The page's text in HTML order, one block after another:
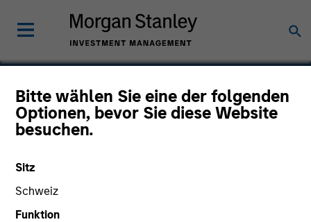
Bitte wählen Sie eine der folgenden
Optionen, bevor Sie diese Website
besuchen.
Sitz
Schweiz
Funktion
Breitenfeld